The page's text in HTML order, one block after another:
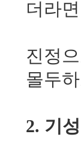
더라
진정
몰두
2. 기